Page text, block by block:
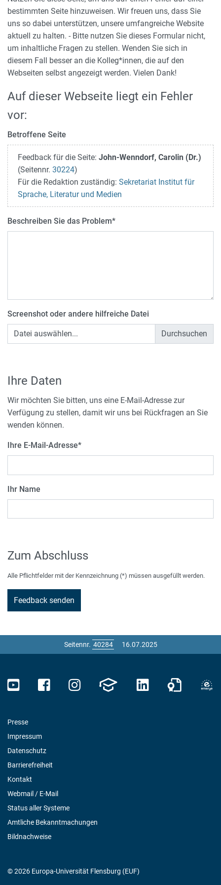
bestimmten Seite hinzuweisen. Wir freuen uns, dass Sie
uns so dabei unterstützen, unsere umfangreiche Website
aktuell zu halten. - Bitte nutzen Sie dieses Formular nicht,
um inhaltliche Fragen zu stellen. Wenden Sie sich in
diesem Fall besser an die Kolleg*innen, die auf den
Webseiten selbst angezeigt werden. Vielen Dank!
Auf dieser Webseite liegt ein Fehler
vor:
Betroffene Seite
Feedback für die Seite: John-Wenndorf, Carolin (Dr.)
(Seitennr. 30224)
Für die Redaktion zuständig: Sekretariat Institut für
Sprache, Literatur und Medien
Beschreiben Sie das Problem*
Screenshot oder andere hilfreiche Datei
Datei auswählen...
Ihre Daten
Wir möchten Sie bitten, uns eine E-Mail-Adresse zur
Verfügung zu stellen, damit wir uns bei Rückfragen an Sie
wenden können.
Ihre E-Mail-Adresse*
Ihr Name
Zum Abschluss
Alle Pflichtfelder mit der Kennzeichnung (*) müssen ausgefüllt werden.
Seitennr. 16.07.2025
Presse
Impressum
Datenschutz
Barrierefreiheit
Kontakt
Webmail / E-Mail
Status aller Systeme
Amtliche Bekanntmachungen
Bildnachweise
© 2026 Europa-Universität Flensburg (EUF)